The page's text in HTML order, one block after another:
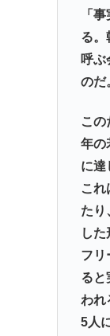
「
る。
呼ぶ
のだ
この
年の
に達
これ
たり
した
フリ
ると
われ
5人